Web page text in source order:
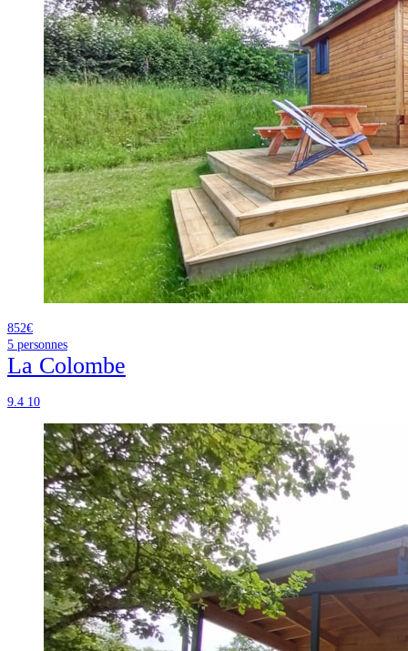
852€
5 personnes
La Colombe
9.4 10